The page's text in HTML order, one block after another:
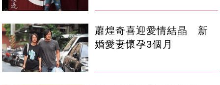
蕭煌奇喜迎愛情結晶 新
婚愛妻懷孕3個月